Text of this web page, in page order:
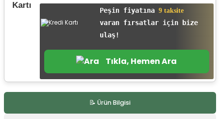
Peşin fiyatına 9 taksite
varan fırsatlar için bize
ulaş!
Tıkla, Hemen Ara
📝 Ürün Bilgisi